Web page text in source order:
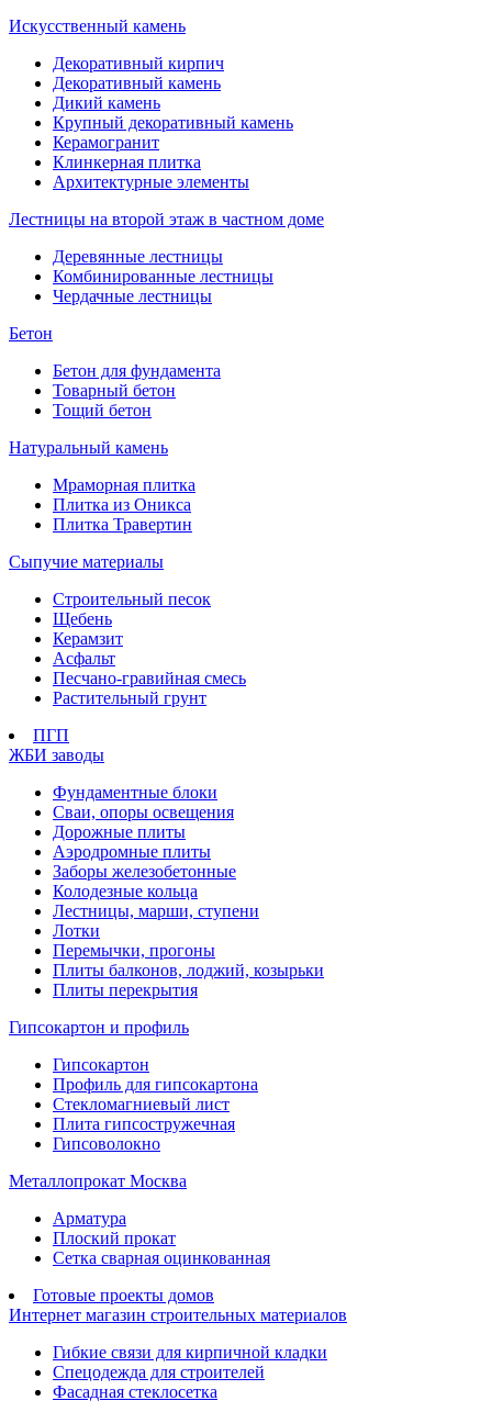
Искусственный камень
Декоративный кирпич
Декоративный камень
Дикий камень
Крупный декоративный камень
Керамогранит
Клинкерная плитка
Архитектурные элементы
Лестницы на второй этаж в частном доме
Деревянные лестницы
Комбинированные лестницы
Чердачные лестницы
Бетон
Бетон для фундамента
Товарный бетон
Тощий бетон
Натуральный камень
Мраморная плитка
Плитка из Оникса
Плитка Травертин
Сыпучие материалы
Строительный песок
Щебень
Керамзит
Асфальт
Песчано-гравийная смесь
Растительный грунт
ПГП
ЖБИ заводы
Фундаментные блоки
Сваи, опоры освещения
Дорожные плиты
Аэродромные плиты
Заборы железобетонные
Колодезные кольца
Лестницы, марши, ступени
Лотки
Перемычки, прогоны
Плиты балконов, лоджий, козырьки
Плиты перекрытия
Гипсокартон и профиль
Гипсокартон
Профиль для гипсокартона
Стекломагниевый лист
Плита гипсостружечная
Гипсоволокно
Металлопрокат Москва
Арматура
Плоский прокат
Сетка сварная оцинкованная
Готовые проекты домов
Интернет магазин строительных материалов
Гибкие связи для кирпичной кладки
Спецодежда для строителей
Фасадная стеклосетка